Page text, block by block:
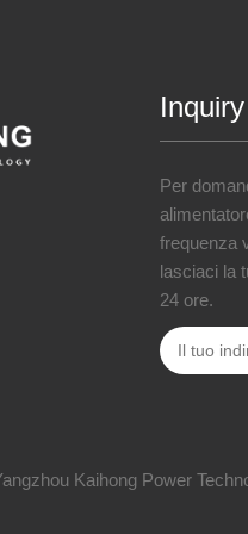
Per
frequenza
lasciaci la
24 ore.
Kaihong Power